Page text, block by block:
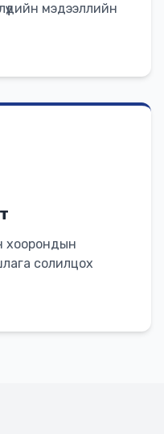
мэдээллийн
хоорондын
солилцох